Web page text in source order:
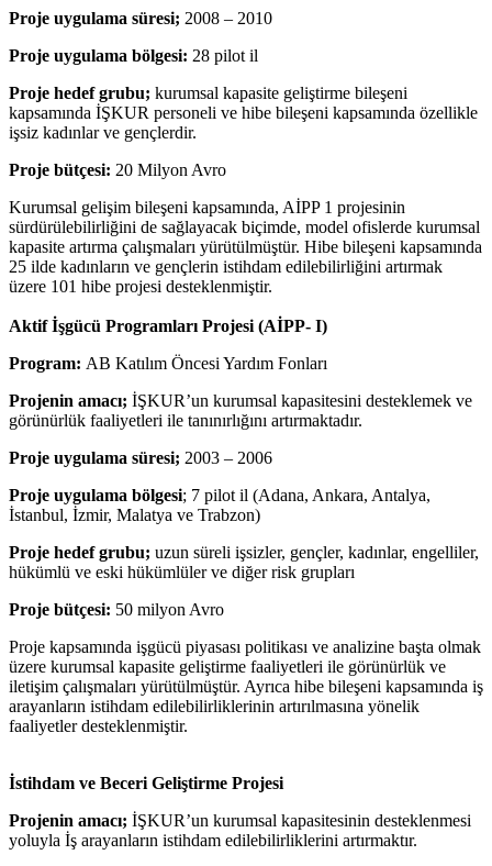
Proje uygulama süresi; 2008 – 2010
Proje uygulama bölgesi: 28 pilot il
Proje hedef grubu; kurumsal kapasite geliştirme bileşeni
kapsamında İŞKUR personeli ve hibe bileşeni kapsamında özellikle
işsiz kadınlar ve gençlerdir.
Proje bütçesi: 20 Milyon Avro
Kurumsal gelişim bileşeni kapsamında, AİPP 1 projesinin
sürdürülebilirliğini de sağlayacak biçimde, model ofislerde kurumsal
kapasite artırma çalışmaları yürütülmüştür. Hibe bileşeni kapsamında
25 ilde kadınların ve gençlerin istihdam edilebilirliğini artırmak
üzere 101 hibe projesi desteklenmiştir.
Aktif İşgücü Programları Projesi (AİPP- I)
Program: AB Katılım Öncesi Yardım Fonları
Projenin amacı; İŞKUR’un kurumsal kapasitesini desteklemek ve
görünürlük faaliyetleri ile tanınırlığını artırmaktadır.
Proje uygulama süresi; 2003 – 2006
Proje uygulama bölgesi; 7 pilot il (Adana, Ankara, Antalya,
İstanbul, İzmir, Malatya ve Trabzon)
Proje hedef grubu; uzun süreli işsizler, gençler, kadınlar, engelliler,
hükümlü ve eski hükümlüler ve diğer risk grupları
Proje bütçesi: 50 milyon Avro
Proje kapsamında işgücü piyasası politikası ve analizine başta olmak
üzere kurumsal kapasite geliştirme faaliyetleri ile görünürlük ve
iletişim çalışmaları yürütülmüştür. Ayrıca hibe bileşeni kapsamında iş
arayanların istihdam edilebilirliklerinin artırılmasına yönelik
faaliyetler desteklenmiştir.
İstihdam ve Beceri Geliştirme Projesi
Projenin amacı; İŞKUR’un kurumsal kapasitesinin desteklenmesi
yoluyla İş arayanların istihdam edilebilirliklerini artırmaktır.